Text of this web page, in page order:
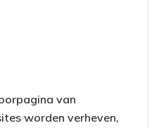
van
worden verheven,